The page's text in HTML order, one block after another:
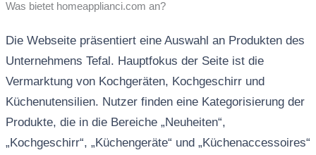
Was bietet homeapplianci.com an?
Die Webseite präsentiert eine Auswahl an Produkten des
Unternehmens Tefal. Hauptfokus der Seite ist die
Vermarktung von Kochgeräten, Kochgeschirr und
Küchenutensilien. Nutzer finden eine Kategorisierung der
Produkte, die in die Bereiche „Neuheiten“,
„Kochgeschirr“, „Küchengeräte“ und „Küchenaccessoires“